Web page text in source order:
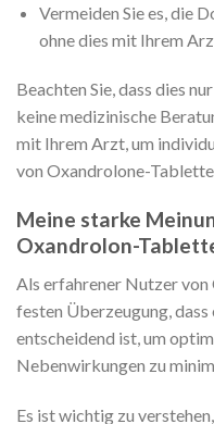
Vermeiden Sie es, die
ohne dies mit Ihrem
Beachten Sie, dass dies
keine medizinische
mit Ihrem Arzt, um
von Oxandrolone-
Meine starke
Oxandrolon-
Als erfahrener Nutzer
festen Überzeugung, dass
entscheidend ist, um
Nebenwirkungen zu
Es ist wichtig zu